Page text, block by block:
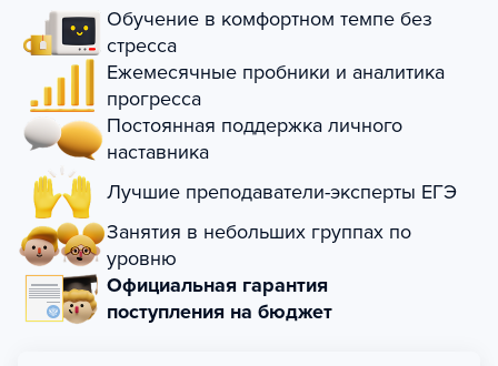
Обучение в комфортном темпе без
стресса
Ежемесячные пробники и аналитика
прогресса
Постоянная поддержка личного
наставника
Лучшие преподаватели-эксперты ЕГЭ
Занятия в небольших группах по
уровню
Официальная гарантия
поступления на бюджет